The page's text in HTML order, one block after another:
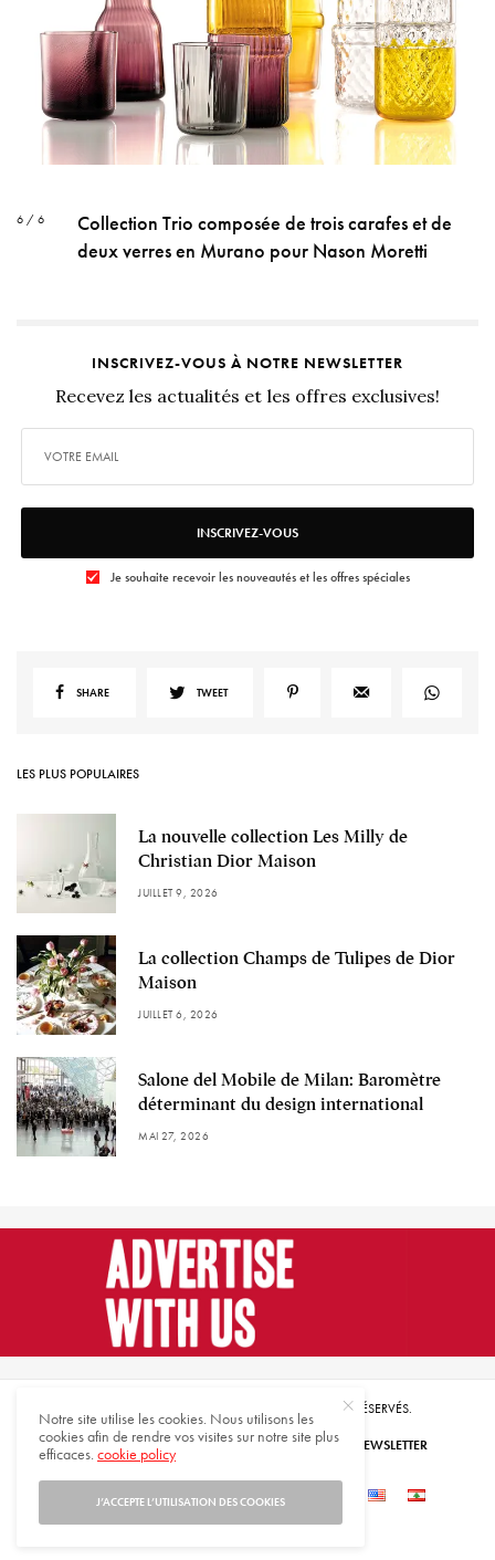
6 / 6
Collection Trio composée de trois carafes et de
deux verres en Murano pour Nason Moretti
INSCRIVEZ-VOUS À NOTRE NEWSLETTER
Recevez les actualités et les offres exclusives!
INSCRIVEZ-VOUS
Je souhaite recevoir les nouveautés et les offres spéciales
SHARE TWEET
LES PLUS POPULAIRES
La nouvelle collection Les Milly de
Christian Dior Maison
JUILLET 9, 2026
La collection Champs de Tulipes de Dior
Maison
JUILLET 6, 2026
Salone del Mobile de Milan: Baromètre
déterminant du design international
MAI 27, 2026
© 2021 HARMONIES MAGAZINE. TOUS DROITS RÉSERVÉS.
ABONNEZ-VOUS INSCRIVEZ-VOUS À NOTRE NEWSLETTER
QUI SOMMES-NOUS CONTACTEZ-NOUS
Notre site utilise les cookies. Nous utilisons les
cookies afin de rendre vos visites sur notre site plus
efficaces.cookie policy
J’ACCEPTE L’UTILISATION DES COOKIES